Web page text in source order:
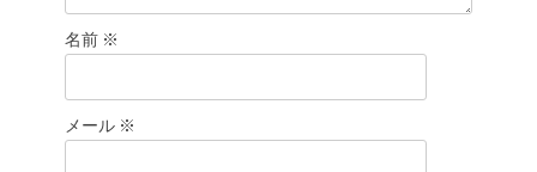
名前 ※
メール ※